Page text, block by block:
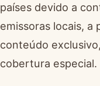
países devido a
emissoras locais,
conteúdo
cobertura especial.